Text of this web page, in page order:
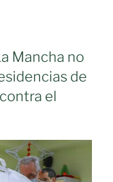
Mancha no
de
el